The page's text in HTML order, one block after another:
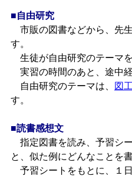
■自由研究
市販の図書などから、先
す。
生徒が自由研究のテーマ
実習の時間のあと、途中経
自由研究のテーマは、
図
す。
■読書感想文
指定図書を読み、予習シ
と、似た例にどんなことを
予習シートをもとに、１